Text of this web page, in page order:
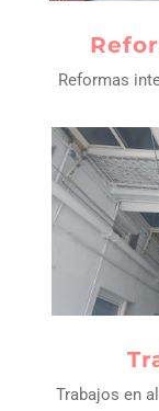
Reformas
Trabajos en